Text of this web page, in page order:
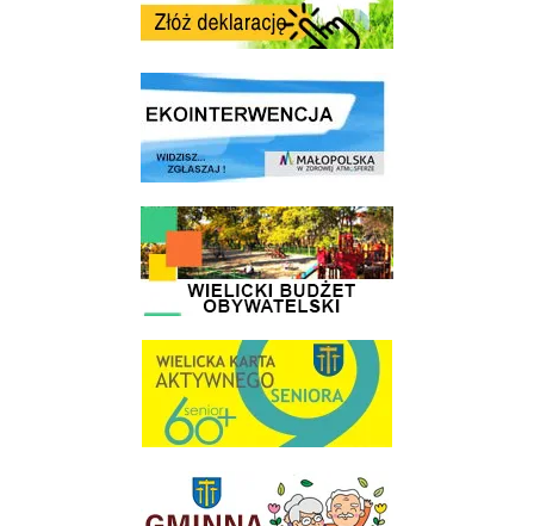
link do strony ekointerwencja dot.- powietrza
link do strony - Wielicki Budżet Obywatelski
link do strony Wielicka Karta Aktywnego Seniora
link do strony Gminnej Rady Seniorow - Wieliczka